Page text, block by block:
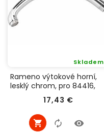
Rameno výtokové horní,
lesklý chrom, pro 84416,
chrom, SONATA 84472
17,43 €
Skladem